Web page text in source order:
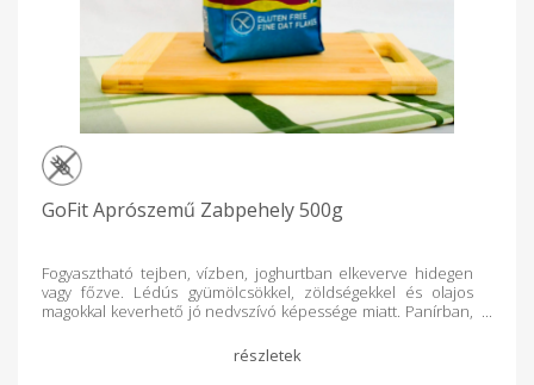
GoFit Aprószemű Zabpehely 500g
Fogyasztható tejben, vízben, joghurtban elkeverve hidegen
vagy főzve. Lédús gyümölcsökkel, zöldségekkel és olajos
magokkal keverhető jó nedvszívó képessége miatt. Panírban,
sütemények pl.:kakaós csiga, sós rudak, pogácsa tésztájában
vagy feltétjeként felhasználható. Kevertsütemények pl.: